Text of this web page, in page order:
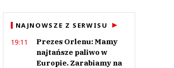
NAJNOWSZE Z SERWISU
19:11
Prezes Orlenu: Mamy
najtańsze paliwo w
Europie. Zarabiamy na